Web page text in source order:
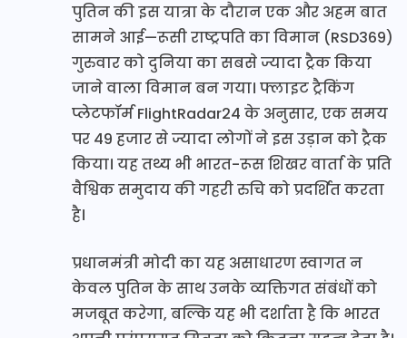
पुतिन की इस यात्रा के दौरान एक और अहम बात
सामने आई—रूसी राष्ट्रपति का विमान (RSD369)
गुरुवार को दुनिया का सबसे ज्यादा ट्रैक किया
जाने वाला विमान बन गया। फ्लाइट ट्रैकिंग
प्लेटफॉर्म FlightRadar24 के अनुसार, एक समय
पर 49 हजार से ज्यादा लोगों ने इस उड़ान को ट्रैक
किया। यह तथ्य भी भारत-रूस शिखर वार्ता के प्रति
वैश्विक समुदाय की गहरी रुचि को प्रदर्शित करता
है।
प्रधानमंत्री मोदी का यह असाधारण स्वागत न
केवल पुतिन के साथ उनके व्यक्तिगत संबंधों को
मजबूत करेगा, बल्कि यह भी दर्शाता है कि भारत